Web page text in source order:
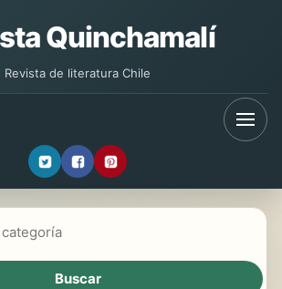
Quinchamalí
Revista de literatura Chile